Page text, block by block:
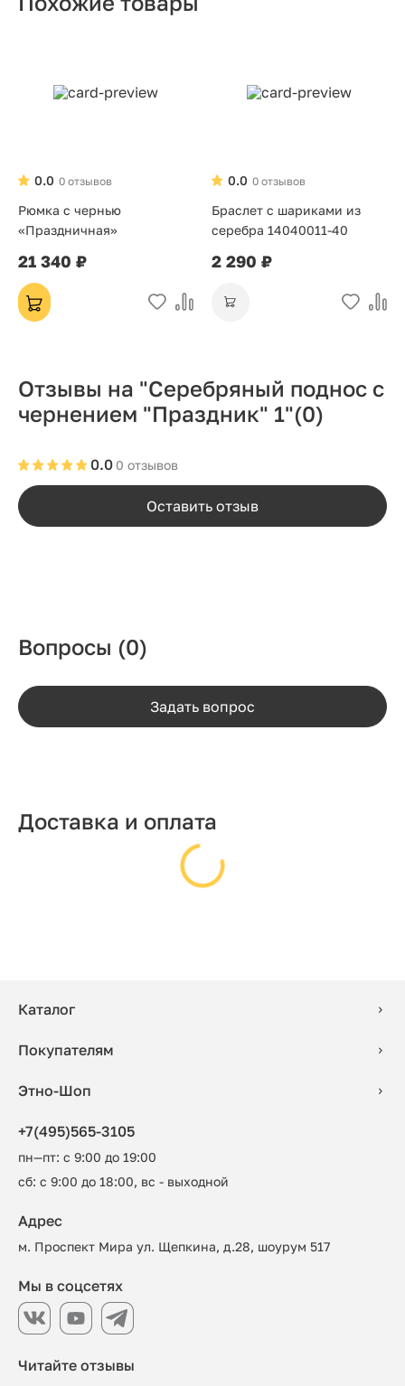
0 отзывов
0.0
Рюмка с чернью
«Праздничная»
21 340 ₽
0 отзывов
0.0
Браслет с шариками из
серебра 14040011-40
2 290 ₽
Отзывы на "Серебряный поднос с
чернением "Праздник" 1"(0)
0 отзывов
0.0
Оставить отзыв
Вопросы (0)
Задать вопрос
Доставка и оплата
Каталог
Покупателям
Этно-Шоп
+7(495)565-3105
пн—пт: с 9:00 до 19:00
сб: с 9:00 до 18:00, вс - выходной
Читайте отзывы
Адрес
м. Проспект Мира ул. Щепкина, д.28, шоурум 517
Мы в соцсетях